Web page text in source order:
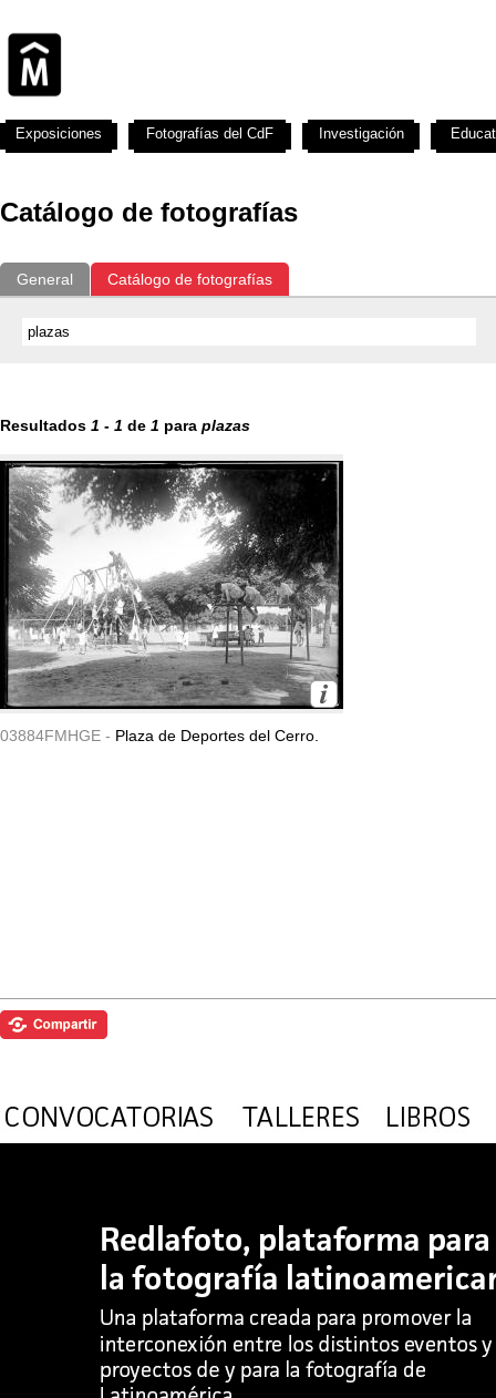
Catálogo de fotografías
General Catálogo de fotografías
Resultados 1 - 1 de 1 para plazas
03884FMHGE - Plaza de Deportes del Cerro.
Exposiciones Fotografías del CdF Investigación